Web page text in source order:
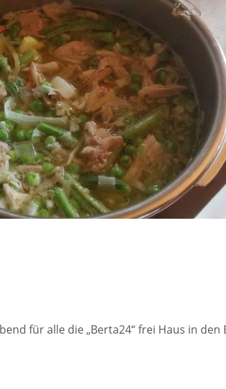
für alle die „Berta24“ frei Haus in den